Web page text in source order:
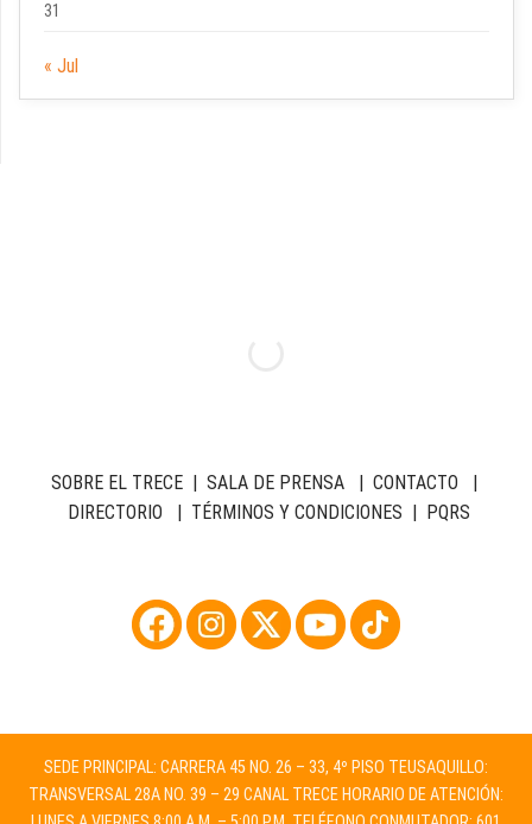
31
« Jul
SOBRE EL TRECE| SALA DE PRENSA| CONTACTO |
DIRECTORIO | TÉRMINOS Y CONDICIONES | PQRS
SEDE PRINCIPAL: CARRERA 45 NO. 26 – 33, 4º PISO TEUSAQUILLO:
TRANSVERSAL 28A NO. 39 – 29 CANAL TRECE HORARIO DE ATENCIÓN: